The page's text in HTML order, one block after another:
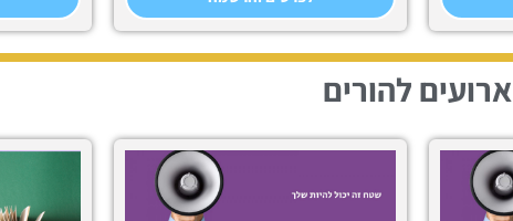
ארועים להורים